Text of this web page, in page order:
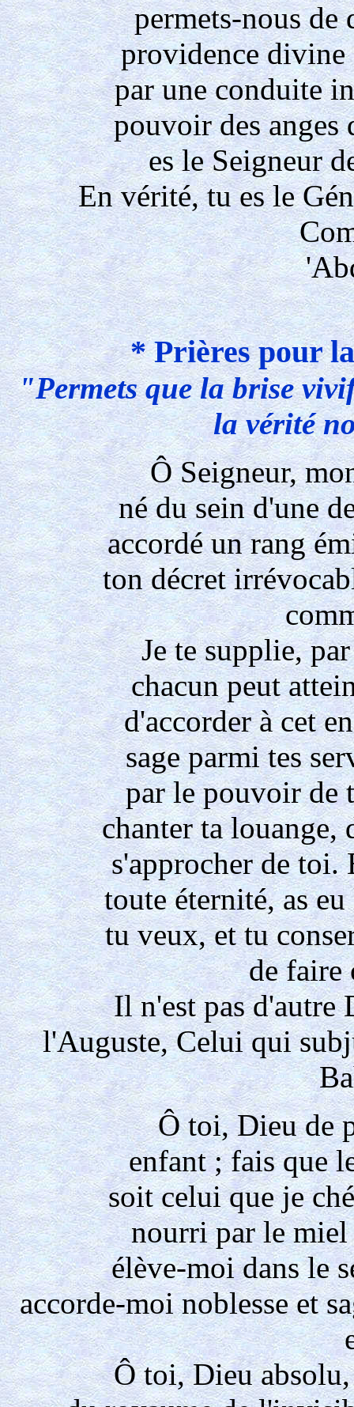
permets-nous de
providence divine
par une conduite
pouvoir des
es le Seigneur
En vérité, tu es le
* Prières pour
"Permets que la brise
la vérité
Ô Seigneur,
né du sein d'une
accordé un rang
ton décret
Je te supplie,
chacun peut
d'accorder à cet
sage parmi tes
par le pouvoir de
chanter ta louange,
s'approcher de toi.
toute éternité, as
tu veux, et tu
de faire
Il n'est pas d'autre
l'Auguste, Celui qui
Ô toi, Dieu de
enfant ; fais que
soit celui que je
nourri par le
élève-moi dans le
accorde-moi noblesse et
Ô toi, Dieu